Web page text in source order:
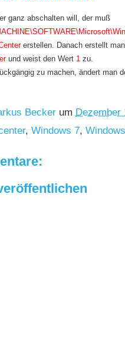
ganz abschalten will, der muß
erstellen. Danach erstellt
und weist den Wert 1 zu.
zu machen, ändert man
Becker um Dezember
, Windows 7,